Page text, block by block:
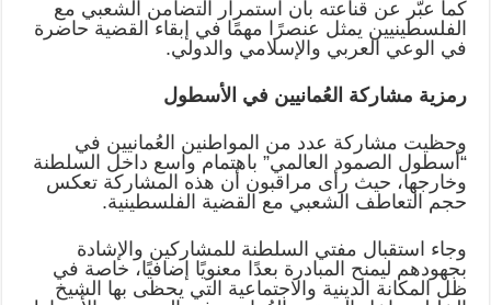
كما عبّر عن قناعته بأن استمرار التضامن الشعبي مع
الفلسطينيين يمثل عنصرًا مهمًا في إبقاء القضية حاضرة
في الوعي العربي والإسلامي والدولي.
رمزية مشاركة العُمانيين في الأسطول
وحظيت مشاركة عدد من المواطنين العُمانيين في
“أسطول الصمود العالمي” باهتمام واسع داخل السلطنة
وخارجها، حيث رأى مراقبون أن هذه المشاركة تعكس
حجم التعاطف الشعبي مع القضية الفلسطينية.
وجاء استقبال مفتي السلطنة للمشاركين والإشادة
بجهودهم ليمنح المبادرة بعدًا معنويًا إضافيًا، خاصة في
ظل المكانة الدينية والاجتماعية التي يحظى بها الشيخ